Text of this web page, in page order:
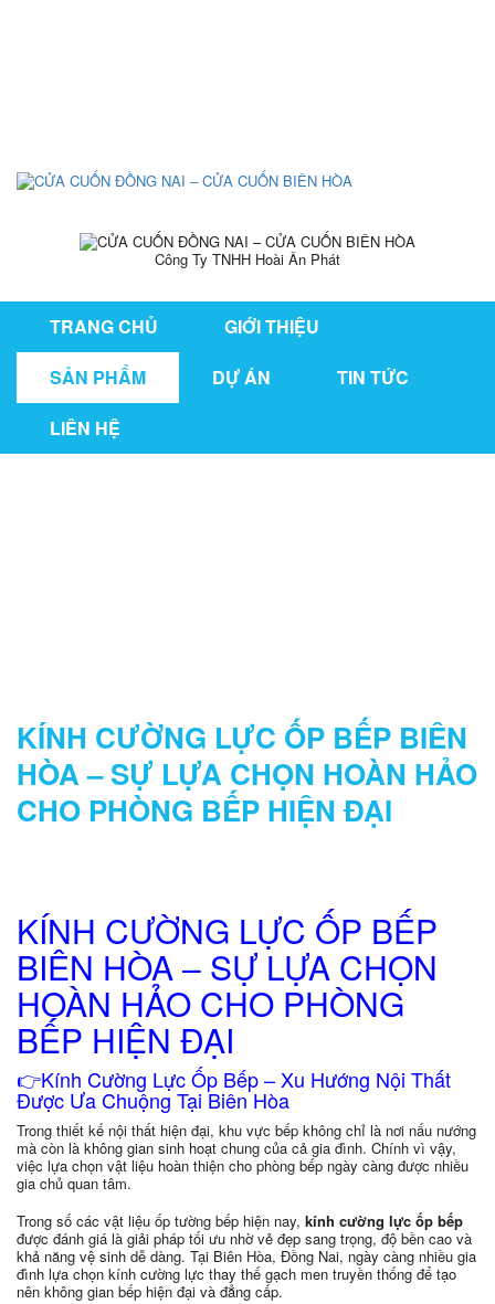
Công Ty TNHH Hoài Ân Phát
TRANG CHỦ
GIỚI THIỆU
SẢN PHẨM
DỰ ÁN
TIN TỨC
LIÊN HỆ
KÍNH CƯỜNG LỰC ỐP BẾP BIÊN
HÒA – SỰ LỰA CHỌN HOÀN HẢO
CHO PHÒNG BẾP HIỆN ĐẠI
KÍNH CƯỜNG LỰC ỐP BẾP
BIÊN HÒA – SỰ LỰA CHỌN
HOÀN HẢO CHO PHÒNG
BẾP HIỆN ĐẠI
👉Kính Cường Lực Ốp Bếp – Xu Hướng Nội Thất
Được Ưa Chuộng Tại Biên Hòa
Trong thiết kế nội thất hiện đại, khu vực bếp không chỉ là nơi nấu nướng
mà còn là không gian sinh hoạt chung của cả gia đình. Chính vì vậy,
việc lựa chọn vật liệu hoàn thiện cho phòng bếp ngày càng được nhiều
gia chủ quan tâm.
Trong số các vật liệu ốp tường bếp hiện nay, kính cường lực ốp bếp
được đánh giá là giải pháp tối ưu nhờ vẻ đẹp sang trọng, độ bền cao và
khả năng vệ sinh dễ dàng. Tại Biên Hòa, Đồng Nai, ngày càng nhiều gia
đình lựa chọn kính cường lực thay thế gạch men truyền thống để tạo
nên không gian bếp hiện đại và đẳng cấp.